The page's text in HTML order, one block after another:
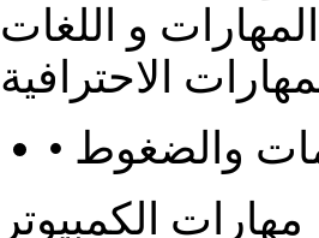
المهارات و اللغات
الاحترافية
والضغوط
مهارات الكمبيوتر